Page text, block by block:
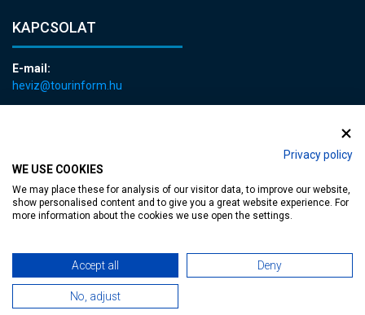
Privacy policy
WE USE COOKIES
We may place these for analysis of our visitor data, to improve our website,
show personalised content and to give you a great website experience. For
more information about the cookies we use open the settings.
Accept all Deny
No, adjust
KAPCSOLAT
E-mail:
heviz@tourinform.hu
Designed byMediaGum